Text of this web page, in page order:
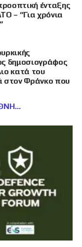
ένταξης
– “Για χρόνια
δημοσιογράφος
κατά του
στον Φράνκο που